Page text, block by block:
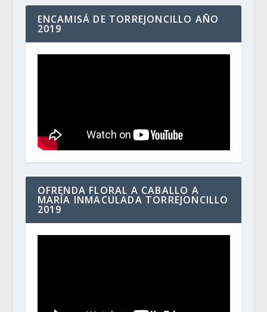
ENCAMISÁ DE TORREJONCILLO AÑO
2019
OFRENDA FLORAL A CABALLO A
MARÍA INMACULADA TORREJONCILLO
2019